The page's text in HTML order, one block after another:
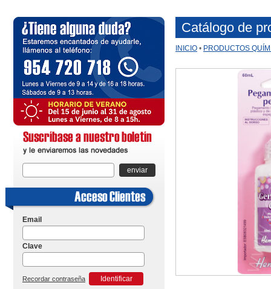
enviar
Email
Clave
Recordar contraseña Identificar
Catálogo de
INICIO • PRODUCTOS